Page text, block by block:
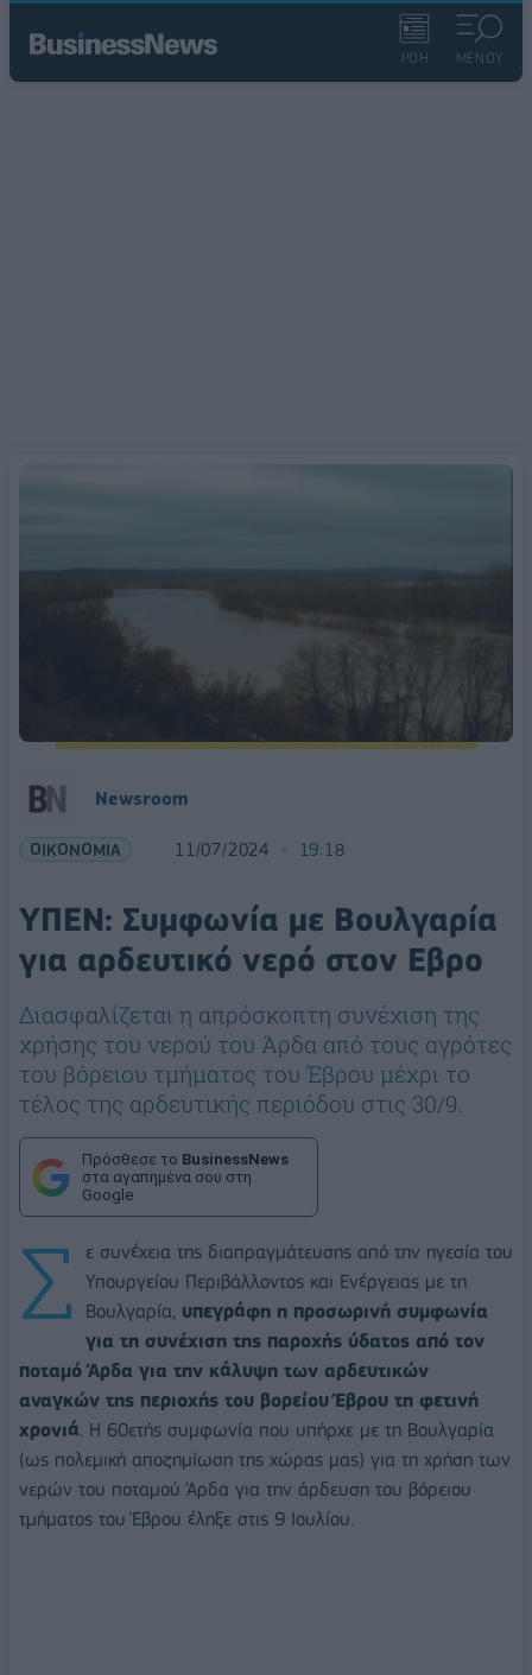
ΡΟΗ ΜΕΝΟΥ
Newsroom
ΟΙΚΟΝΟΜΙΑ 11/07/2024 19:18
ΥΠΕΝ: Συμφωνία με Βουλγαρία
για αρδευτικό νερό στον Εβρο
Διασφαλίζεται η απρόσκοπτη συνέχιση της
χρήσης του νερού του Άρδα από τους αγρότες
του βόρειου τμήματος του Έβρου μέχρι το
τέλος της αρδευτικής περιόδου στις 30/9.
Πρόσθεσε το BusinessNews
στα αγαπημένα σου στη
Google
Σ
ε συνέχεια της διαπραγμάτευσης από την ηγεσία του
Υπουργείου Περιβάλλοντος και Ενέργειας με τη
Βουλγαρία, υπεγράφη η προσωρινή συμφωνία
για τη συνέχιση της παροχής ύδατος από τον
ποταμό Άρδα για την κάλυψη των αρδευτικών
αναγκών της περιοχής του βορείου Έβρου τη φετινή
χρονιά. Η 60ετής συμφωνία που υπήρχε με τη Βουλγαρία
(ως πολεμική αποζημίωση της χώρας μας) για τη χρήση των
νερών του ποταμού Άρδα για την άρδευση του βόρειου
τμήματος του Έβρου έληξε στις 9 Ιουλίου.